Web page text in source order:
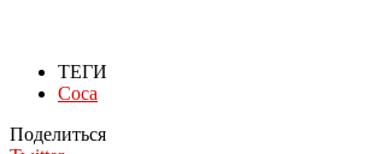
ТЕГИ
Соса
Поделиться